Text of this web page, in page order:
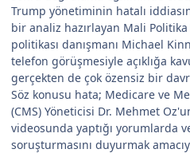
Trump yönetiminin hatalı
bir analiz hazırlayan Mali
politikası danışmanı Michael
telefon görüşmesiyle açıklığa
gerçekten de çok özensiz bir
Söz konusu hata; Medicare ve
(CMS) Yöneticisi Dr. Mehmet
videosunda yaptığı yorumlarda
soruşturmasını duyurmak